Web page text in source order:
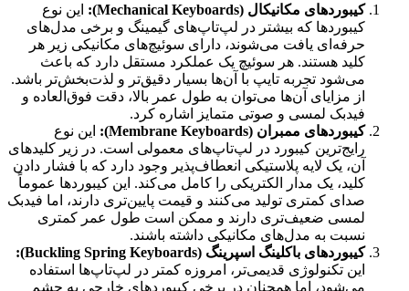
کیبوردهای مکانیکال (Mechanical Keyboards):
این نوع
کیبوردها که بیشتر در لپ‌تاپ‌های گیمینگ و برخی مدل‌های
حرفه‌ای یافت می‌شوند، دارای سوئیچ‌های مکانیکی زیر هر
کلید هستند. هر سوئیچ یک عملکرد مستقل دارد که باعث
می‌شود تجربه تایپ با آن‌ها بسیار دقیق‌تر و لذت‌بخش‌تر باشد.
از مزایای آن‌ها می‌توان به طول عمر بالا، دقت فوق‌العاده و
فیدبک لمسی و صوتی متمایز اشاره کرد.
کیبوردهای ممبران (Membrane Keyboards):
این نوع
رایج‌ترین کیبورد در لپ‌تاپ‌های معمولی است. در زیر کلیدهای
آن، یک لایه پلاستیکی انعطاف‌پذیر وجود دارد که با فشار دادن
کلید، یک مدار الکتریکی را کامل می‌کند. این کیبوردها عموماً
صدای کمتری تولید می‌کنند و قیمت پایین‌تری دارند، اما فیدبک
لمسی ضعیف‌تری دارند و ممکن است طول عمر کمتری
نسبت به مدل‌های مکانیکی داشته باشند.
کیبوردهای باکلینگ اسپرینگ (Buckling Spring Keyboards):
این تکنولوژی قدیمی‌تر، امروزه کمتر در لپ‌تاپ‌ها استفاده
می‌شود، اما همچنان در برخی کیبوردهای خارجی به چشم